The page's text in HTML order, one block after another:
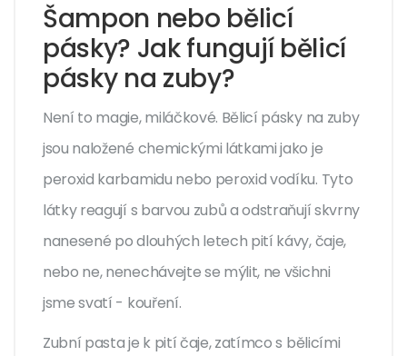
Šampon nebo bělicí
pásky? Jak fungují bělicí
pásky na zuby?
Není to magie, miláčkové. Bělicí pásky na zuby
jsou naložené chemickými látkami jako je
peroxid karbamidu nebo peroxid vodíku. Tyto
látky reagují s barvou zubů a odstraňují skvrny
nanesené po dlouhých letech pití kávy, čaje,
nebo ne, nenechávejte se mýlit, ne všichni
jsme svatí - kouření.
Zubní pasta je k pití čaje, zatímco s bělicími